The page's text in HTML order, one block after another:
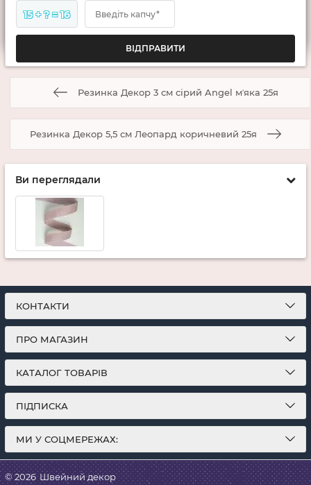
15 + ? = 16 Введіть капчу*
Резинка Декор 3 см сірий Angel мʼяка 25я
Резинка Декор 5,5 см Леопард коричневий 25я
Ви переглядали
КОНТАКТИ
ПРО МАГАЗИН
КАТАЛОГ ТОВАРІВ
ПІДПИСКА
МИ У СОЦМЕРЕЖАХ:
© 2026 Швейний декор